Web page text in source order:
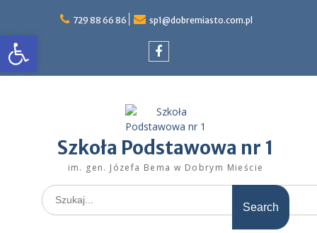
content
729 88 66 86 sp1@dobremiasto.com.pl
Szkoła Podstawowa nr 1
im. gen. Józefa Bema w Dobrym Mieście
Search
for:
Otwórz pasek narzędzi